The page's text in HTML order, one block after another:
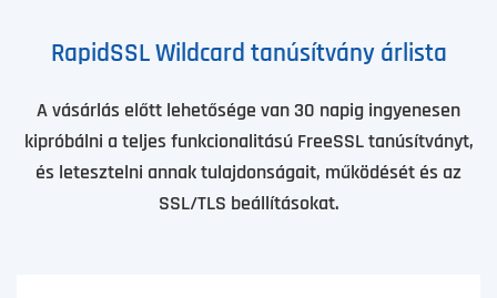
RapidSSL Wildcard tanúsítvány árlista
A vásárlás előtt lehetősége van 30 napig ingyenesen
kipróbálni a teljes funkcionalitású FreeSSL tanúsítványt,
és letesztelni annak tulajdonságait, működését és az
SSL/TLS beállításokat.